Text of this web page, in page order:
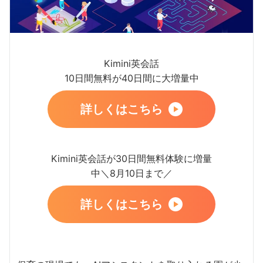
Kimini英会話
10日間無料が40日間に大増量中
詳しくはこちら
Kimini英会話が30日間無料体験に増量
中＼8月10日まで／
詳しくはこちら